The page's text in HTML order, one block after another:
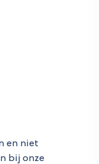
en niet
bij onze